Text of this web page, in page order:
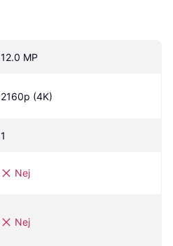
12.0 MP
2160p (4K)
1
Nej
Nej